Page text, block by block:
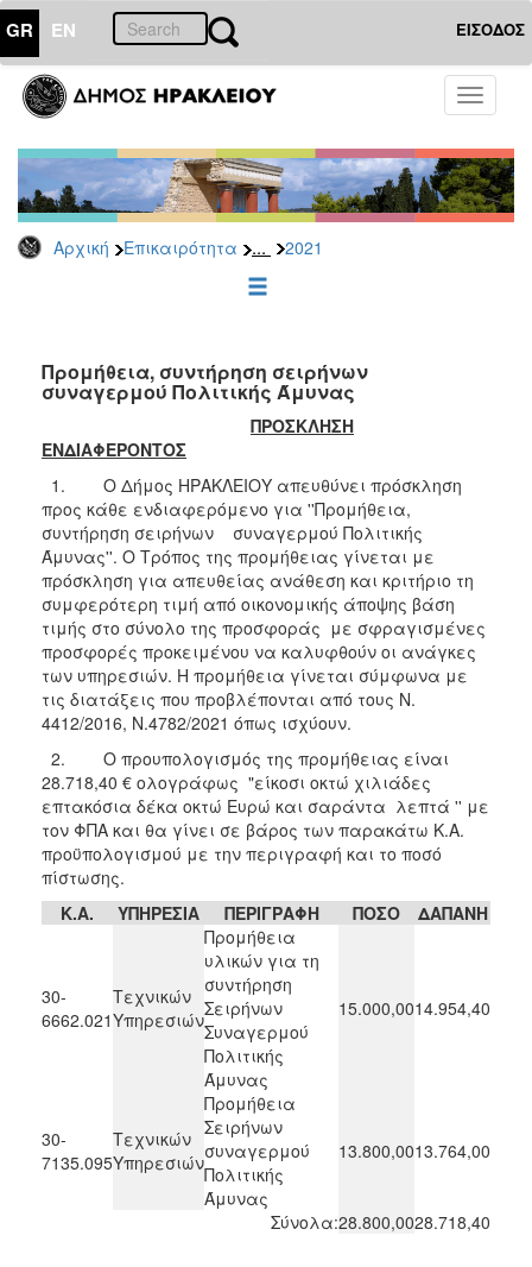
GR EN ΕΙΣΟΔΟΣ
Toggle
Αρχική Επικαιρότητα ... 2021
ΕΠΙΚΑΙΡΟΤΗΤΑ
-
Δημοπρασίες
Αρχείο
2026
2022
2020
2019
2018
2017
2016
2015
2013
ΔΗΜΟΤΗΣ
ΕΠΙΣΚΕΠΤΗΣ
ΗΡΑΚΛΕΙΟ
Προμήθεια, συντήρηση σειρήνων
συναγερμού Πολιτικής Άμυνας
ΠΡΟΣΚΛΗΣΗ
ΕΝΔΙΑΦΕΡΟΝΤΟΣ
1. Ο Δήμος ΗΡΑΚΛΕΙΟΥ απευθύνει πρόσκληση
προς κάθε ενδιαφερόμενο για ''Προμήθεια,
συντήρηση σειρήνων συναγερμού Πολιτικής
Άμυνας''. Ο Τρόπος της προμήθειας γίνεται με
πρόσκληση για απευθείας ανάθεση και κριτήριο τη
συμφερότερη τιμή από οικονομικής άποψης βάση
τιμής στο σύνολο της προσφοράς με σφραγισμένες
προσφορές προκειμένου να καλυφθούν οι ανάγκες
των υπηρεσιών. Η προμήθεια γίνεται σύμφωνα με
τις διατάξεις που προβλέπονται από τους Ν.
4412/2016, Ν.4782/2021 όπως ισχύουν.
2. Ο προυπολογισμός της προμήθειας είναι
28.718,40 € ολογράφως "είκοσι οκτώ χιλιάδες
επτακόσια δέκα οκτώ Ευρώ και σαράντα λεπτά '' με
τον ΦΠΑ και θα γίνει σε βάρος των παρακάτω Κ.Α.
προϋπολογισμού με την περιγραφή και το ποσό
πίστωσης.
Κ.Α.
ΥΠΗΡΕΣΙΑ ΠΕΡΙΓΡΑΦΗ ΠΟΣΟ ΔΑΠΑΝΗ
30-
6662.021
Τεχνικών
Υπηρεσιών
Προμήθεια
υλικών για τη
συντήρηση
Σειρήνων
Συναγερμού
Πολιτικής
Άμυνας
15.000,0014.954,40
30-
7135.095
Τεχνικών
Υπηρεσιών
Προμήθεια
Σειρήνων
συναγερμού
Πολιτικής
Άμυνας
13.800,0013.764,00
Σύνολα:28.800,0028.718,40